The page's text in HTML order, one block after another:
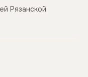
Рязанской